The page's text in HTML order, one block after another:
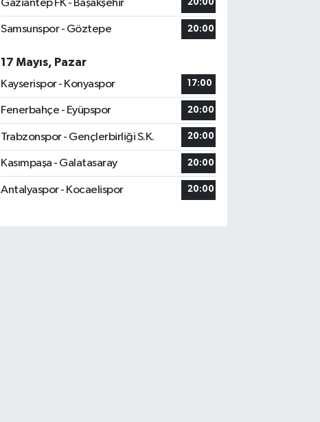
Gaziantep FK - Başakşehir 20:00
Samsunspor - Göztepe 20:00
17 Mayıs, Pazar
Kayserispor - Konyaspor
17:00
Fenerbahçe - Eyüpspor 20:00
Trabzonspor - Gençlerbirliği S.K. 20:00
Kasımpaşa - Galatasaray 20:00
Antalyaspor - Kocaelispor 20:00